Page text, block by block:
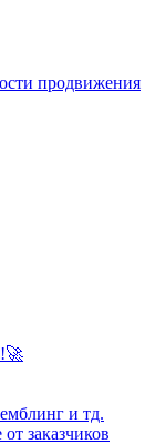
продвижения
и тд.
заказчиков